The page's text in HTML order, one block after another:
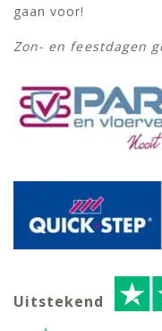
gaan voor!
Zon- en feestdagen
Uitstekend